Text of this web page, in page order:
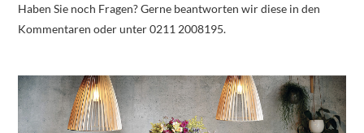
Haben Sie noch Fragen? Gerne beantworten wir diese in den
Kommentaren oder unter 0211 2008195.